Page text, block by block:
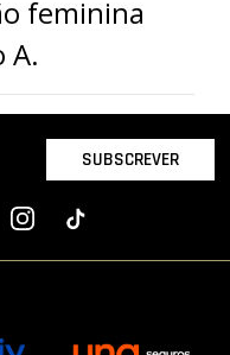
feminina
A.
SUBSCREVER